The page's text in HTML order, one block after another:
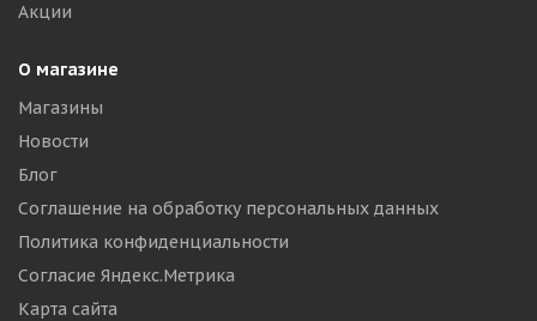
Акции
О магазине
Магазины
Новости
Блог
Соглашение на обработку персональных данных
Политика конфиденциальности
Согласие Яндекс.Метрика
Карта сайта